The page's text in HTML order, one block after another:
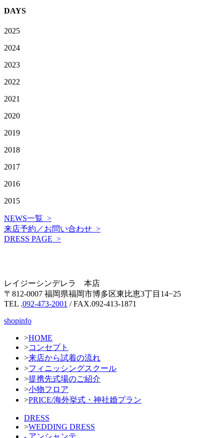
DAYS
2025
2024
2023
2022
2021
2020
2019
2018
2017
2016
2015
NEWS一覧 >
来店予約／お問い合わせ >
DRESS PAGE >
レイジーシンデレラ 本店
〒812-0007 福岡県福岡市博多区東比恵3丁目14−25
TEL .092-473-2001 / FAX.092-413-1871
shopinfo
>HOME
>コンセプト
>来店から試着の流れ
>フィニッシングスクール
>提携先式場のご紹介
>小物フロア
>PRICE/海外挙式・神社婚プラン
DRESS
>WEDDING DRESS
- アンシャンテ